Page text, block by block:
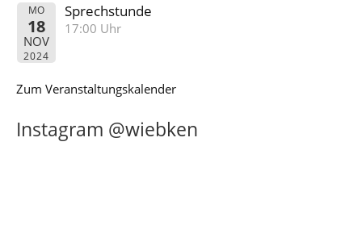
MO
18
NOV
2024
Sprechstunde
17:00 Uhr
Zum Veranstaltungskalender
Instagram @wiebken